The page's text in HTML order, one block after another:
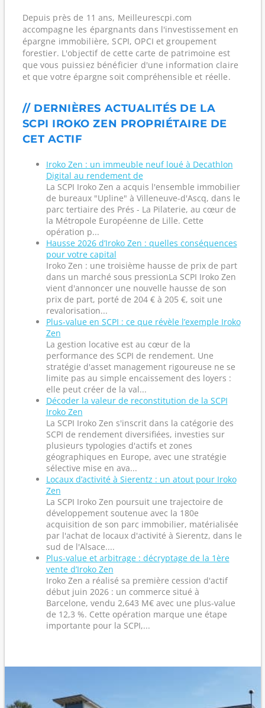
Depuis près de 11 ans, Meilleurescpi.com
accompagne les épargnants dans l'investissement en
épargne immobilière, SCPI, OPCI et groupement
forestier. L'objectif de cette carte de patrimoine est
que vous puissiez bénéficier d'une information claire
et que votre épargne soit compréhensible et réelle.
// DERNIÈRES ACTUALITÉS DE LA
SCPI IROKO ZEN PROPRIÉTAIRE DE
CET ACTIF
Iroko Zen : un immeuble neuf loué à Decathlon
Digital au rendement de
La SCPI Iroko Zen a acquis l'ensemble immobilier
de bureaux "Upline" à Villeneuve-d'Ascq, dans le
parc tertiaire des Prés - La Pilaterie, au cœur de
la Métropole Européenne de Lille. Cette
opération p...
Hausse 2026 d’Iroko Zen : quelles conséquences
pour votre capital
Iroko Zen : une troisième hausse de prix de part
dans un marché sous pressionLa SCPI Iroko Zen
vient d'annoncer une nouvelle hausse de son
prix de part, porté de 204 € à 205 €, soit une
revalorisation...
Plus-value en SCPI : ce que révèle l’exemple Iroko
Zen
La gestion locative est au cœur de la
performance des SCPI de rendement. Une
stratégie d'asset management rigoureuse ne se
limite pas au simple encaissement des loyers :
elle peut créer de la val...
Décoder la valeur de reconstitution de la SCPI
Iroko Zen
La SCPI Iroko Zen s'inscrit dans la catégorie des
SCPI de rendement diversifiées, investies sur
plusieurs typologies d'actifs et zones
géographiques en Europe, avec une stratégie
sélective mise en ava...
Locaux d’activité à Sierentz : un atout pour Iroko
Zen
La SCPI Iroko Zen poursuit une trajectoire de
développement soutenue avec la 180e
acquisition de son parc immobilier, matérialisée
par l'achat de locaux d'activité à Sierentz, dans le
sud de l'Alsace....
Plus-value et arbitrage : décryptage de la 1ère
vente d’Iroko Zen
Iroko Zen a réalisé sa première cession d'actif
début juin 2026 : un commerce situé à
Barcelone, vendu 2,643 M€ avec une plus-value
de 12,3 %. Cette opération marque une étape
importante pour la SCPI,...